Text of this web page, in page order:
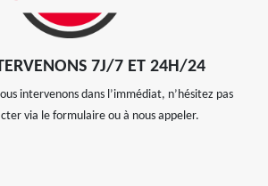
7J/7 ET 24H/24
intervenons dans l’immédiat, n’hésitez pas
via le formulaire ou à nous appeler.